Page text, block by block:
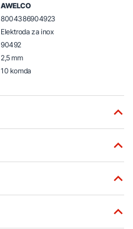
AWELCO
8004386904923
Elektroda za inox
90492
2,5 mm
10 komda